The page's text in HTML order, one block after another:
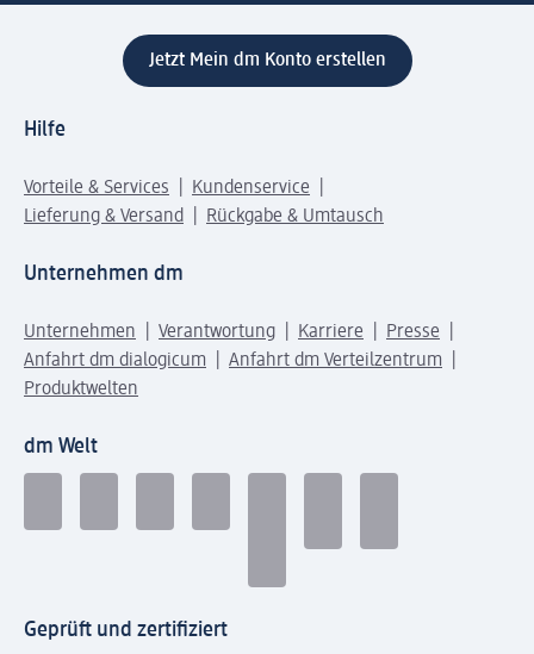
Jetzt Mein dm Konto erstellen
Hilfe
Vorteile & Services
Kundenservice
Lieferung & Versand
Rückgabe & Umtausch
Unternehmen dm
Unternehmen Verantwortung Karriere
Presse
Anfahrt dm dialogicum
Anfahrt dm Verteilzentrum
Produktwelten
dm Welt
Geprüft und zertifiziert